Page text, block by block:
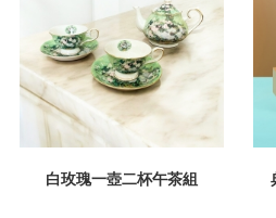
白玫瑰一壺二杯午茶組